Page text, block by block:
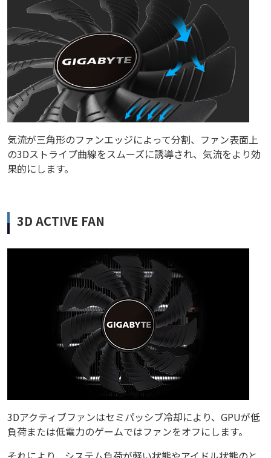
気流が三角形のファンエッジによって分割、ファン表面上
の3Dストライプ曲線をスムーズに誘導され、気流をより効
果的にします。
3D ACTIVE FAN
3Dアクティブファンはセミパッシブ冷却により、GPUが低
負荷または低電力のゲームではファンをオフにします。